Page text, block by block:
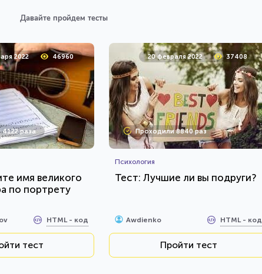
Давайте пройдем тесты
2022 46960
раза
имя великого
по портрету
HTML - код
тест
20 февраля 2022 37408
Проходили 8840 раз
Психология
Тест: Лучшие ли вы подруги?
Awdienko HTML - код
Пройти тест